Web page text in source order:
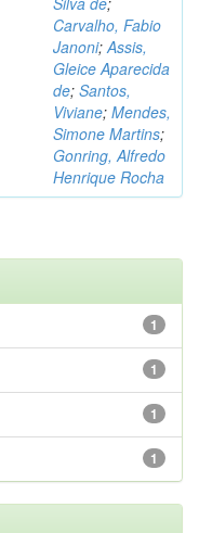
Carvalho, Fabio
Janoni; Assis,
Gleice Aparecida
de; Santos,
Viviane; Mendes,
Simone Martins;
Gonring, Alfredo
Henrique Rocha
1
1
1
1